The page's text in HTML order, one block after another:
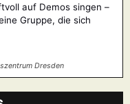
auf Demos singen –
Gruppe, die sich
Dresden